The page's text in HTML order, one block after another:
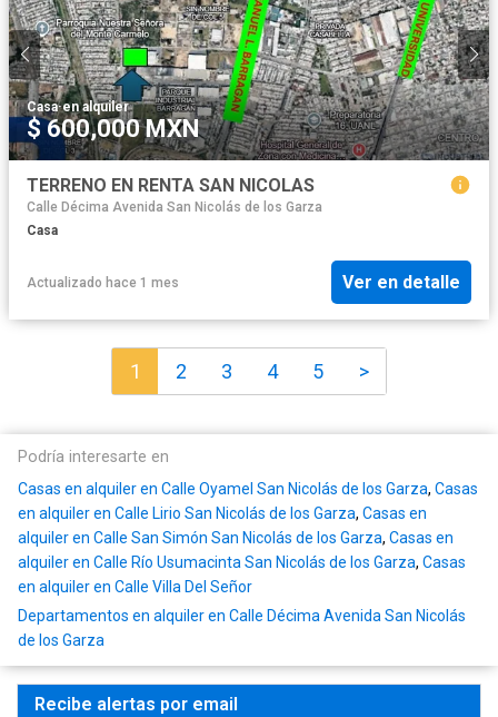
Casa·en alquiler
$ 600,000 MXN
TERRENO EN RENTA SAN NICOLAS
Calle Décima Avenida San Nicolás de los Garza
Casa
Actualizado hace 1 mes Ver en detalle
1 2 3 4 5 >
Podría interesarte en
Casas en alquiler en Calle Oyamel San Nicolás de los Garza, Casas
en alquiler en Calle Lirio San Nicolás de los Garza, Casas en
alquiler en Calle San Simón San Nicolás de los Garza, Casas en
alquiler en Calle Río Usumacinta San Nicolás de los Garza, Casas
en alquiler en Calle Villa Del Señor
Departamentos en alquiler en Calle Décima Avenida San Nicolás
de los Garza
Recibe alertas por email